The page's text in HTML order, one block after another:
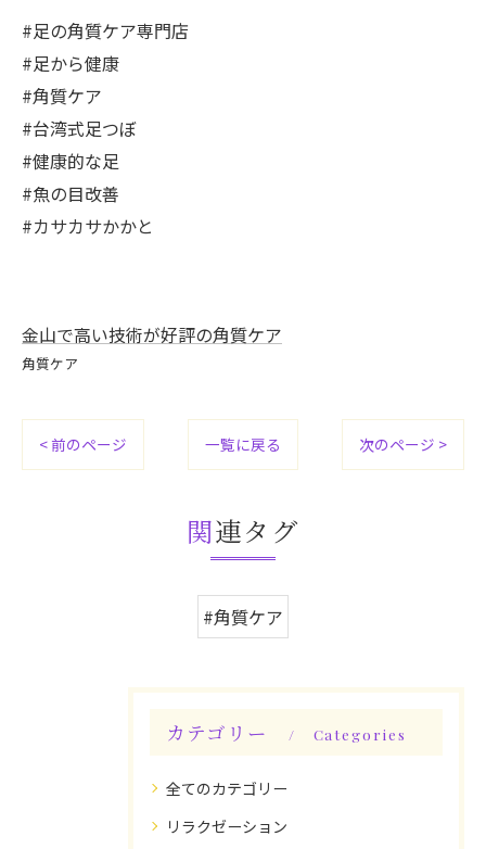
#足の角質ケア専門店
#足から健康
#角質ケア
#台湾式足つぼ
#健康的な足
#魚の目改善
#カサカサかかと
金山で高い技術が好評の角質ケア
角質ケア
< 前のページ 一覧に戻る 次のページ >
関連タグ
#角質ケア
カテゴリー Categories
全てのカテゴリー
リラクゼーション